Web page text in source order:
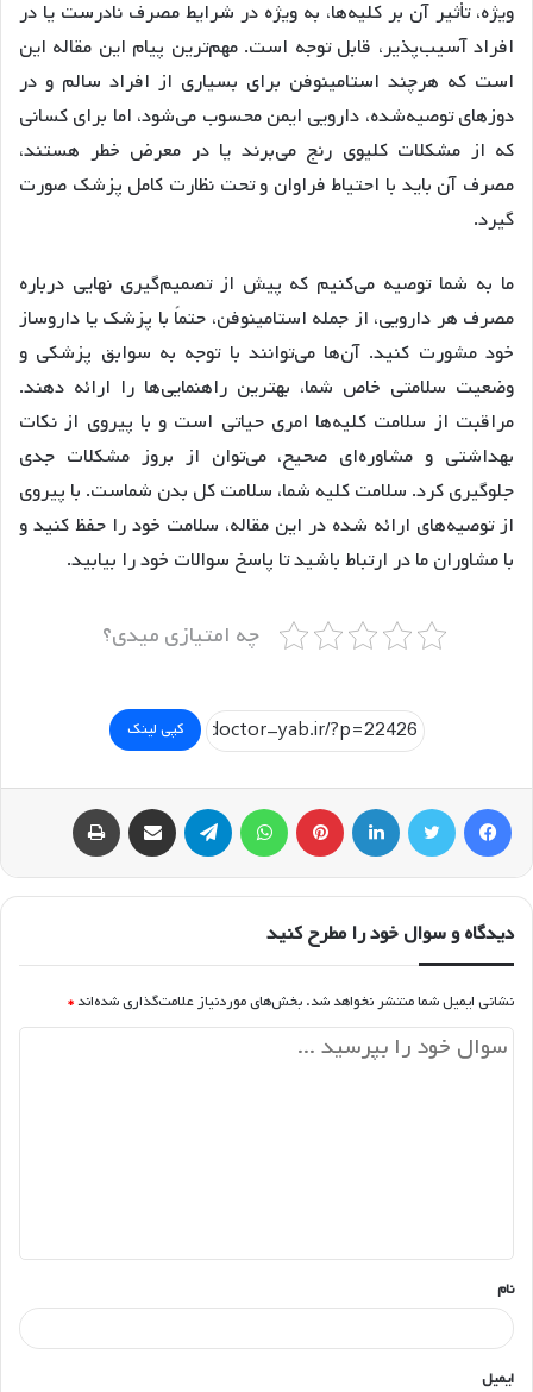
ویژه، تأثیر آن بر کلیه‌ها، به ویژه در شرایط مصرف نادرست یا در
افراد آسیب‌پذیر، قابل توجه است. مهم‌ترین پیام این مقاله این
است که هرچند استامینوفن برای بسیاری از افراد سالم و در
دوزهای توصیه‌شده، دارویی ایمن محسوب می‌شود، اما برای کسانی
که از مشکلات کلیوی رنج می‌برند یا در معرض خطر هستند،
مصرف آن باید با احتیاط فراوان و تحت نظارت کامل پزشک صورت
گیرد.
ما به شما توصیه می‌کنیم که پیش از تصمیم‌گیری نهایی درباره
مصرف هر دارویی، از جمله استامینوفن، حتماً با پزشک یا داروساز
خود مشورت کنید. آن‌ها می‌توانند با توجه به سوابق پزشکی و
وضعیت سلامتی خاص شما، بهترین راهنمایی‌ها را ارائه دهند.
مراقبت از سلامت کلیه‌ها امری حیاتی است و با پیروی از نکات
بهداشتی و مشاوره‌ای صحیح، می‌توان از بروز مشکلات جدی
جلوگیری کرد. سلامت کلیه شما، سلامت کل بدن شماست. با پیروی
از توصیه‌های ارائه شده در این مقاله، سلامت خود را حفظ کنید و
با مشاوران ما در ارتباط باشید تا پاسخ سوالات خود را بیابید.
چه امتیازی میدی؟
کپی لینک
فیسبوک توییتر لینکداین پینتریست تلگرام اشتراک گذاری با ایمیل
دیدگاه و سوال خود را مطرح کنید
نشانی ایمیل شما منتشر نخواهد شد. بخش‌های موردنیاز علامت‌گذاری شده‌اند *
*
نام
ایمیل